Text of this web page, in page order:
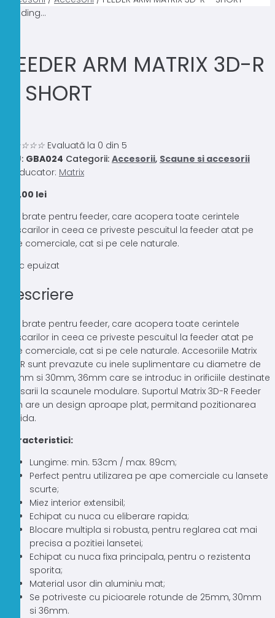
Loading...
FEEDER ARM MATRIX 3D-R
– SHORT
☆☆☆☆ Evaluată la 0 din 5
SKU: GBA024 Categorii: Accesorii, Scaune si accesorii
Producator: Matrix
175,00 lei
Trei brate pentru feeder, care acopera toate cerintele
pescarilor in ceea ce priveste pescuitul la feeder atat pe
ape comerciale, cat si pe cele naturale.
Stoc epuizat
Descriere
Trei brate pentru feeder, care acopera toate cerintele
pescarilor in ceea ce priveste pescuitul la feeder atat pe
ape comerciale, cat si pe cele naturale. Accesoriile Matrix
3D-R sunt prevazute cu inele suplimentare cu diametre de
25mm si 30mm, 36mm care se introduc in orificiile destinate
atasarii la scaunele modulare. Suportul Matrix 3D-R Feeder
Arm are un design aproape plat, permitand pozitionarea
rapida.
Caracteristici:
Lungime: min. 53cm / max. 89cm;
Perfect pentru utilizarea pe ape comerciale cu lansete
scurte;
Miez interior extensibil;
Echipat cu nuca cu eliberare rapida;
Blocare multipla si robusta, pentru reglarea cat mai
precisa a pozitiei lansetei;
Echipat cu nuca fixa principala, pentru o rezistenta
sporita;
Material usor din aluminiu mat;
Se potriveste cu picioarele rotunde de 25mm, 30mm
si 36mm.